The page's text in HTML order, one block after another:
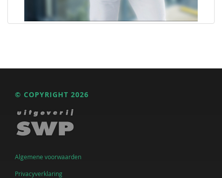
© COPYRIGHT 2026
Algemene voorwaarden
Privacyverklaring